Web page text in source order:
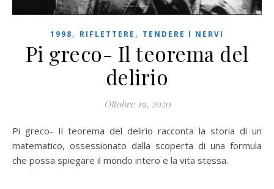
1998, RIFLETTERE , TENDERE I NERVI
Pi greco- Il teorema del
delirio
Ottobre 19, 2020
Pi greco- Il teorema del delirio racconta la storia di un
matematico, ossessionato dalla scoperta di una formula
che possa spiegare il mondo intero e la vita stessa.